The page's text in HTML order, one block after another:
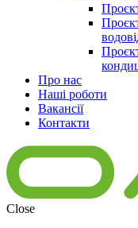
Про нас
Наші роботи
Вакансії
Контакти
Close